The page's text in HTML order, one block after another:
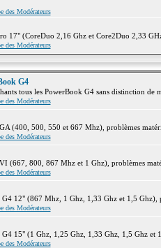
des Modérateurs
17" (CoreDuo 2,16 Ghz et Core2Duo 2,33
des Modérateurs
G4
tous les PowerBook G4 sans distinction de
des Modérateurs
(400, 500, 550 et 667 Mhz), problèmes
des Modérateurs
(667, 800, 867 Mhz et 1 Ghz), problèmes
des Modérateurs
12" (867 Mhz, 1 Ghz, 1,33 Ghz et 1,5 Ghz),
des Modérateurs
15" (1 Ghz, 1,25 Ghz, 1,33 Ghz, 1,5 Ghz et
des Modérateurs